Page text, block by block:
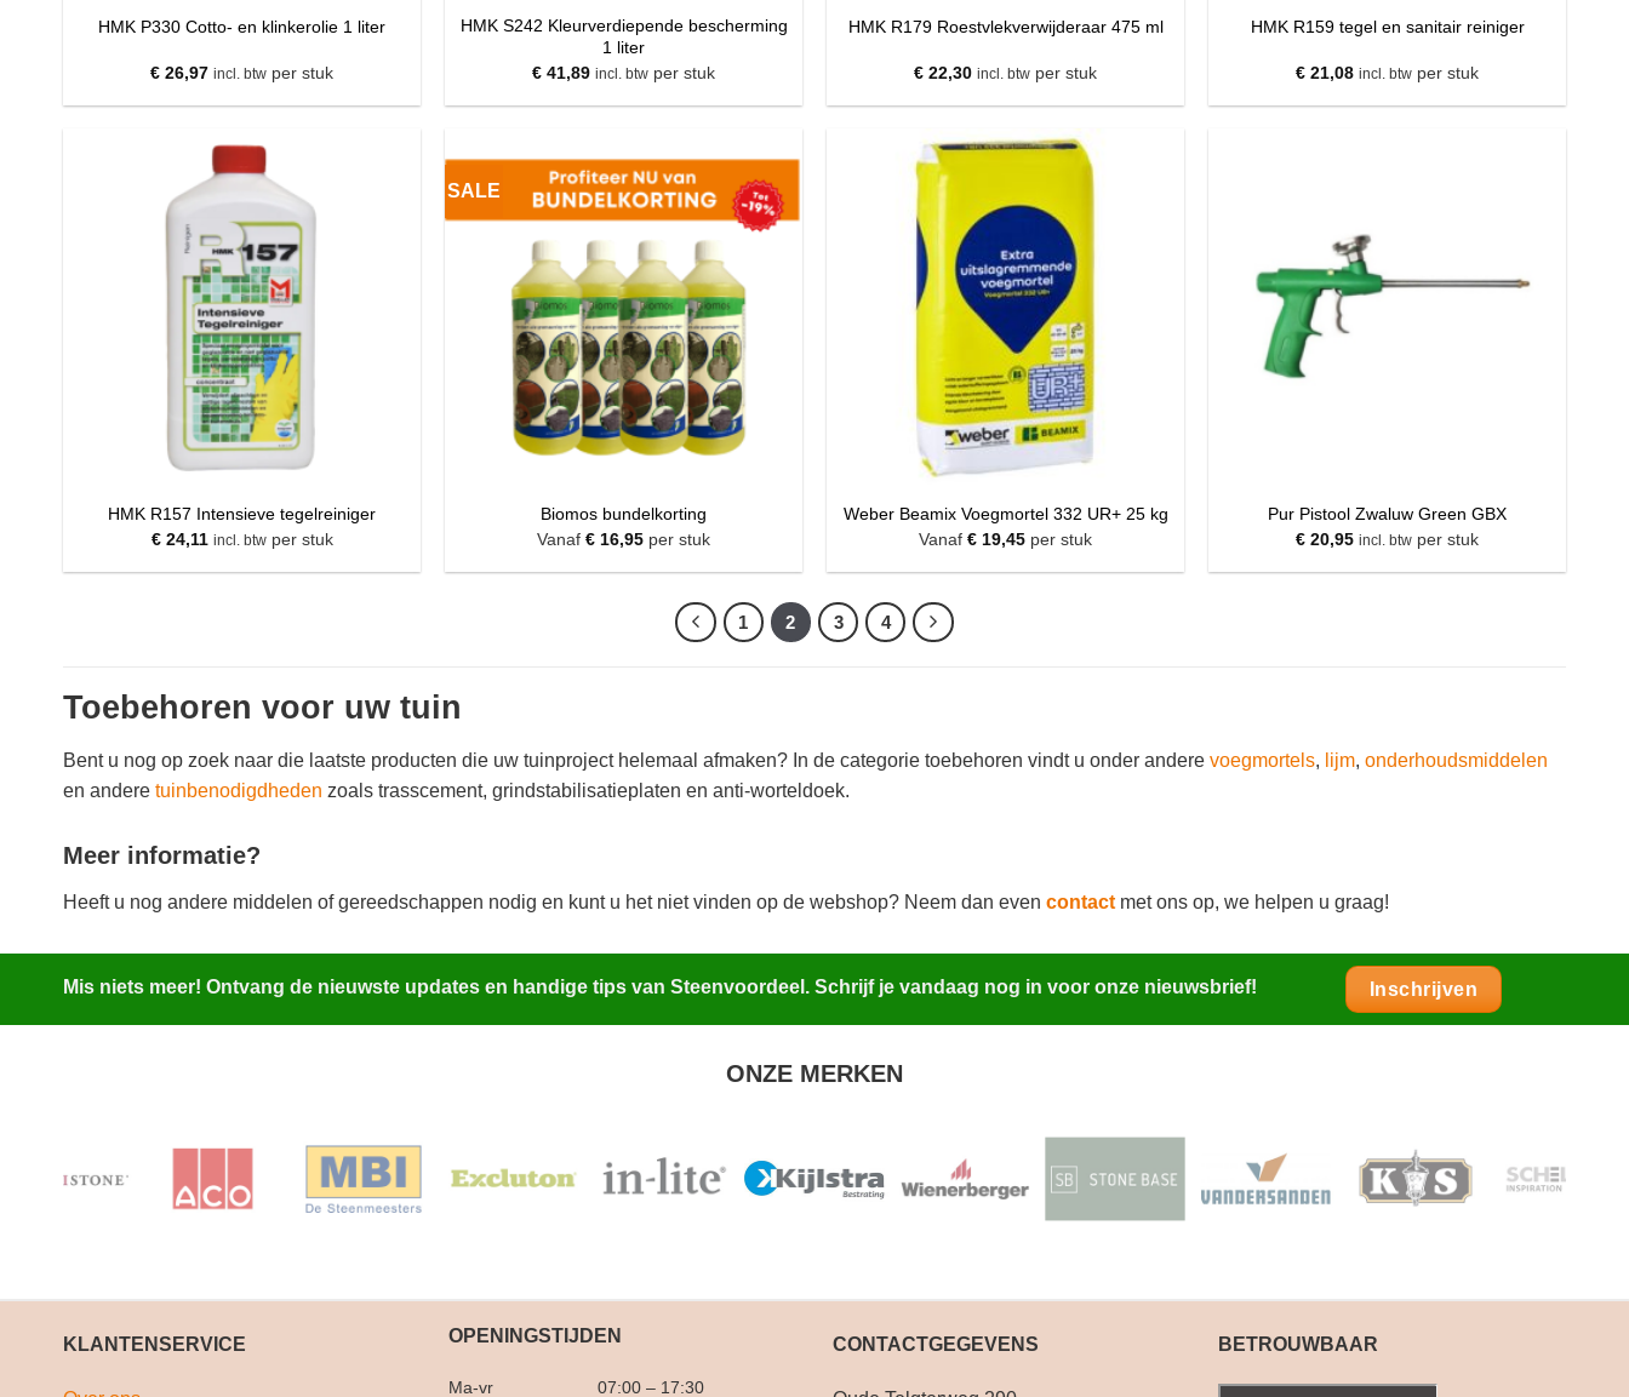
HMK P330 Cotto- en klinkerolie 1 liter
€ 26,97 incl. btw per stuk
HMK S242 Kleurverdiepende bescherming
1 liter
€ 41,89 incl. btw per stuk
HMK R179 Roestvlekverwijderaar 475 ml
€ 22,30 incl. btw per stuk
HMK R159 tegel en sanitair reiniger
€ 21,08 incl. btw per stuk
HMK R157 Intensieve tegelreiniger
€24,11 incl. btwper stuk
SALE
Biomos bundelkorting
Vanaf € 16,95 per stuk
Weber Beamix Voegmortel 332 UR+ 25 kg
Vanaf € 19,45 per stuk
Pur Pistool Zwaluw Green GBX
€ 20,95 incl. btw per stuk
1 2 3 4
Toebehoren voor uw tuin
Bent u nog op zoek naar die laatste producten die uw tuinproject helemaal afmaken? In de categorie toebehoren vindt u onder andere voegmortels, lijm, onderhoudsmiddelen
en andere tuinbenodigdheden zoals trasscement, grindstabilisatieplaten en anti-worteldoek.
Meer informatie?
Heeft u nog andere middelen of gereedschappen nodig en kunt u het niet vinden op de webshop? Neem dan even contact met ons op, we helpen u graag!
Mis niets meer! Ontvang de nieuwste updates en handige tips van Steenvoordeel. Schrijf je vandaag nog in voor onze nieuwsbrief! Inschrijven
ONZE MERKEN
KLANTENSERVICE OPENINGSTIJDEN
Ma-vr 07:00 – 17:30
CONTACTGEGEVENS BETROUWBAAR